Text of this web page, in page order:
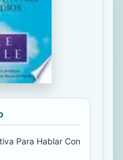
Para Hablar Con